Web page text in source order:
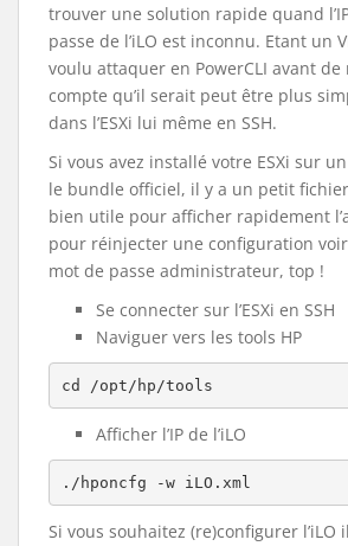
trouver une solution rapide quand
passe de l’iLO est inconnu. Etant un
voulu attaquer en PowerCLI avant de
compte qu’il serait peut être plus
dans l’ESXi lui même en SSH.
Si vous avez installé votre ESXi sur
le bundle officiel, il y a un petit
bien utile pour afficher rapidement
pour réinjecter une configuration
mot de passe administrateur, top !
Se connecter sur l’ESXi en SSH
Naviguer vers les tools HP
cd /opt/hp/tools
Afficher l’IP de l’iLO
./hponcfg -w iLO.xml
Si vous souhaitez (re)configurer